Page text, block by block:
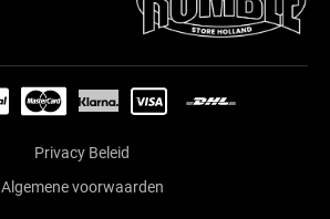
Privacy Beleid
Algemene voorwaarden